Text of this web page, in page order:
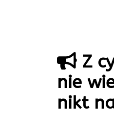
Z
nie
nikt